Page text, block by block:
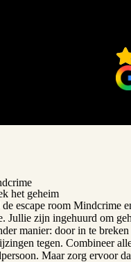
het geheim
de escape room Mindcrime
Jullie zijn ingehuurd om
manier: door in te
tegen. Combineer
Maar zorg ervoor